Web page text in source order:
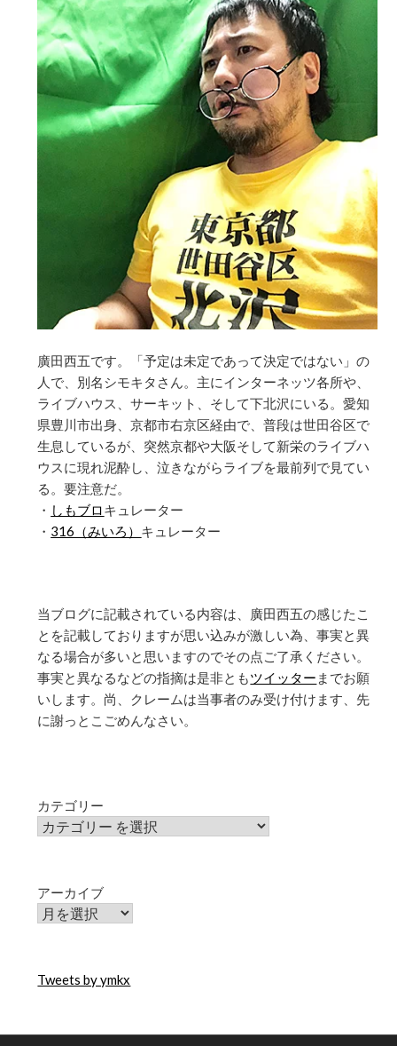
廣田西五です。「予定は未定であって決定ではない」の
人で、別名シモキタさん。主にインターネッツ各所や、
ライブハウス、サーキット、そして下北沢にいる。愛知
県豊川市出身、京都市右京区経由で、普段は世田谷区で
生息しているが、突然京都や大阪そして新栄のライブハ
ウスに現れ泥酔し、泣きながらライブを最前列で見てい
る。要注意だ。
・ しもブロキュレーター
・ 316（みいろ） キュレーター
当ブログに記載されている内容は、廣田西五の感じたこ
とを記載しておりますが思い込みが激しい為、事実と異
なる場合が多いと思いますのでその点ご了承ください。
事実と異なるなどの指摘は是非ともツイッター までお願
いします。尚、クレームは当事者のみ受け付けます、先
に謝っとこごめんなさい。
カテゴリー
アーカイブ
Tweets by ymkx